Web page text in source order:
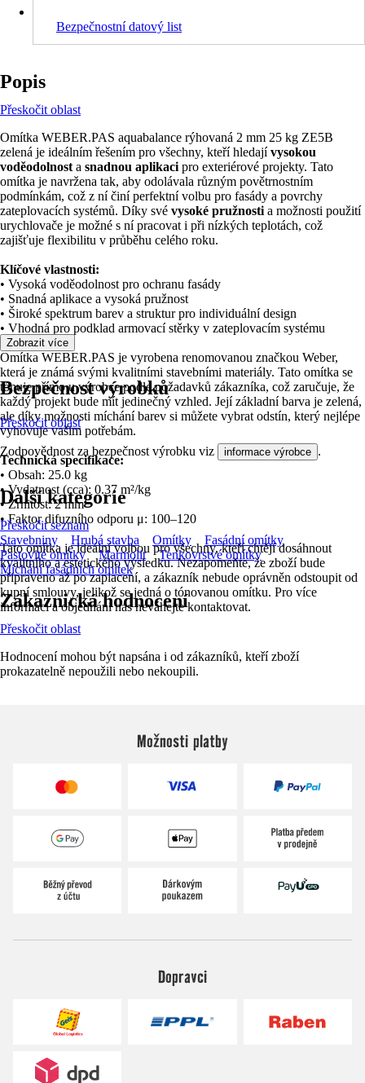
Bezpečnostní datový list
Popis
Přeskočit oblast
Omítka WEBER.PAS aquabalance rýhovaná 2 mm 25 kg ZE5B
zelená je ideálním řešením pro všechny, kteří hledajívysokou
voděodolnost a snadnou aplikaci pro exteriérové projekty. Tato
omítka je navržena tak, aby odolávala různým povětrnostním
podmínkám, což z ní činí perfektní volbu pro fasády a povrchy
zateplovacích systémů. Díky své vysoké pružnosti a možnosti použití
urychlovače je možné s ní pracovat i při nízkých teplotách, což
zajišťuje flexibilitu v průběhu celého roku.
Klíčové vlastnosti:
• Vysoká voděodolnost pro ochranu fasády
• Snadná aplikace a vysoká pružnost
• Široké spektrum barev a struktur pro individuální design
• Vhodná pro podklad armovací stěrky v zateplovacím systému
Omítka WEBER.PAS je vyrobena renomovanou značkou Weber,
která je známá svými kvalitními stavebními materiály. Tato omítka se
tónuje přímo u výrobce podle požadavků zákazníka, což zaručuje, že
každý projekt bude mít jedinečný vzhled. Její základní barva je zelená,
ale díky možnosti míchání barev si můžete vybrat odstín, který nejlépe
vyhovuje vašim potřebám.
Technická specifikace:
• Obsah: 25.0 kg
• Vydatnost (cca): 0.37 m²/kg
• Zrnitost: 2 mm
• Faktor difuzního odporu μ: 100–120
Tato omítka je ideální volbou pro všechny, kteří chtějí dosáhnout
kvalitního a estetického výsledku. Nezapomeňte, že zboží bude
připraveno až po zaplacení, a zákazník nebude oprávněn odstoupit od
kupní smlouvy, jelikož se jedná o tónovanou omítku. Pro více
informací a objednání nás neváhejte kontaktovat.
Zobrazit více
Bezpečnost výrobků
Přeskočit oblast
Zodpovědnost za bezpečnost výrobku viz informace výrobce .
Další kategorie
Přeskočit seznam
Stavebniny
Hrubá stavba Omítky
Fasádní omítky
Pastovité omítky
Marmolit
Tenkovrstvé omítky
Míchání fasádních omítek
Zákaznická hodnocení
Přeskočit oblast
Hodnocení mohou být napsána i od zákazníků, kteří zboží
prokazatelně nepoužili nebo nekoupili.
Možnosti platby
Dopravci